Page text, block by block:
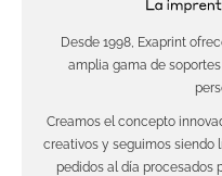
Desde 1998, Exaprint
amplia gama de
Creamos el concepto
creativos y seguimos siendo
pedidos al día procesados